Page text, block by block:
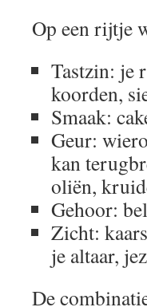
Op een rijtje
Tastzin: je
koorden,
Smaak:
Geur:
kan
oliën,
Gehoor:
Zicht:
je altaar,
De